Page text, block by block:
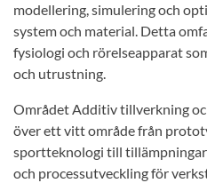
modellering, simulering och
system och material. Detta
fysiologi och rörelseapparat
och utrustning.
Området Additiv tillverkning
över ett vitt område från
sportteknologi till
och processutveckling för